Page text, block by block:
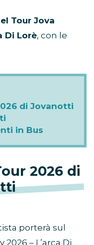
Tour Jova
Di Lorè, con le
di Jovanotti
in Bus
2026 di
porterà sul
– L’arca Di